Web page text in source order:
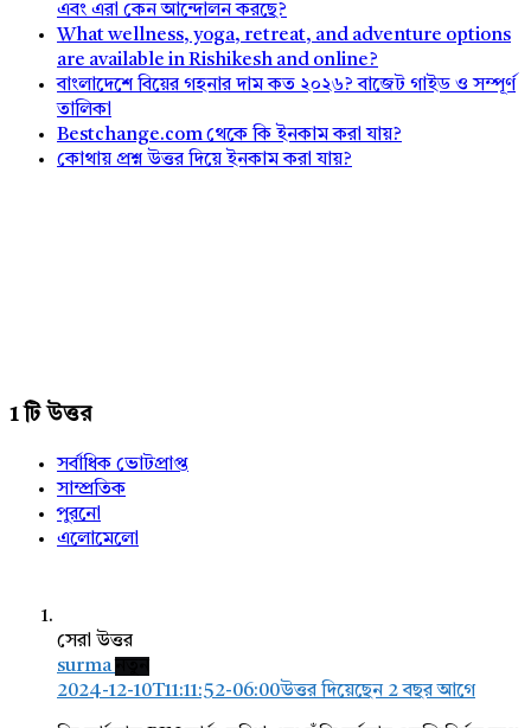
এবং এরা কেন আন্দোলন করছে?
What wellness, yoga, retreat, and adventure options
are available in Rishikesh and online?
বাংলাদেশে বিয়ের গহনার দাম কত ২০২৬? বাজেট গাইড ও সম্পূর্ণ
তালিকা
Bestchange.com থেকে কি ইনকাম করা যায়?
কোথায় প্রশ্ন উত্তর দিয়ে ইনকাম করা যায়?
1 টি উত্তর
সর্বাধিক ভোটপ্রাপ্ত
সাম্প্রতিক
পুরনো
এলোমেলো
সেরা উত্তর
surma
2024-12-10T11:11:52-06:00উত্তর দিয়েছেন 2 বছর আগে